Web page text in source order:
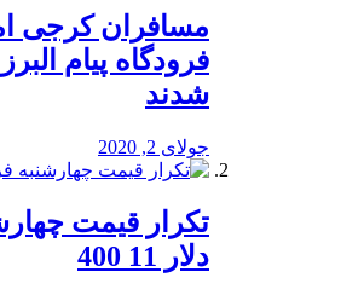
مسافران کرجی
فرودگاه پیام
شدند
جولای 2, 2020
تکرار قیمت
دلار 11 400